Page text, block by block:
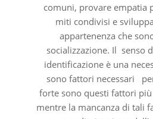
comuni, provare empatia
miti condivisi e
appartenenza che
socializzazione. Il senso
identificazione è una
sono fattori necessari
forte sono questi fattori più
mentre la mancanza di tali